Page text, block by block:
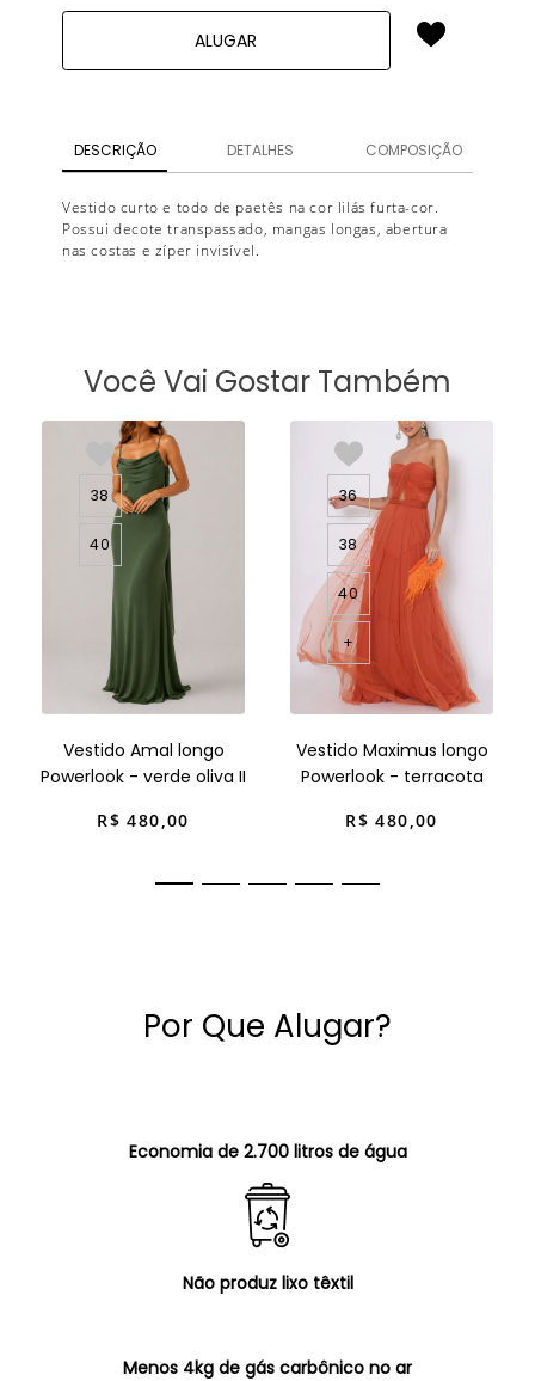
ALUGAR
DESCRIÇÃO DETALHES COMPOSIÇÃO
Vestido curto e todo de paetês na cor lilás furta-cor.
Possui decote transpassado, mangas longas, abertura
nas costas e zíper invisível.
Você Vai Gostar Também
38
40
Vestido Amal longo
Powerlook - verde oliva II
R$ 480,00
36
38
40
+
Vestido Maximus longo
Powerlook - terracota
R$ 480,00
Por Que Alugar?
Economia de 2.700 litros de água
Não produz lixo têxtil
Menos 4kg de gás carbônico no ar